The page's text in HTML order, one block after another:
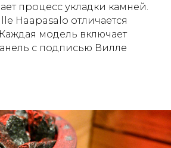
процесс укладки камней.
Haapasalo отличается
модель включает
с подписью Вилле